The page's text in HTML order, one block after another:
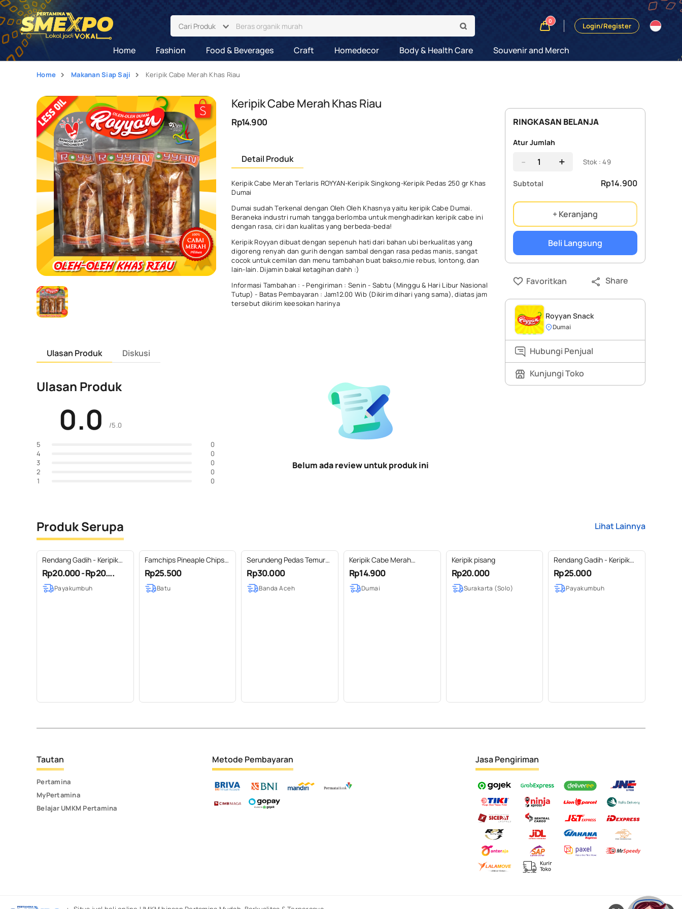
Cari Produk
0
Login/Register
Home Fashion Food & Beverages Craft Homedecor Body & Health Care Souvenir and Merch
Home Makanan Siap Saji Keripik Cabe Merah Khas Riau
Keripik Cabe Merah Khas Riau
Rp14.900
Detail Produk
Keripik Cabe Merah Terlaris ROYYAN-Keripik Singkong-Keripik Pedas 250 gr Khas
Dumai
Dumai sudah Terkenal dengan Oleh Oleh Khasnya yaitu keripik Cabe Dumai.
Beraneka industri rumah tangga berlomba untuk menghadirkan keripik cabe ini
dengan rasa, ciri dan kualitas yang berbeda-beda!
Keripik Royyan dibuat dengan sepenuh hati dari bahan ubi berkualitas yang
digoreng renyah dan gurih dengan sambal dengan rasa pedas manis, sangat
cocok untuk cemilan dan menu tambahan buat bakso,mie rebus, lontong, dan
lain-lain. Dijamin bakal ketagihan dahh :)
Informasi Tambahan : - Pengiriman : Senin - Sabtu (Minggu & Hari Libur Nasional
Tutup) - Batas Pembayaran : Jam12.00 Wib (Dikirim dihari yang sama), diatas jam
tersebut dikirim keesokan harinya
Ulasan Produk Diskusi
Ulasan Produk
0.0 /5.0
5
0
4
0
3
0
2
0
1
0
Belum ada review untuk produk ini
RINGKASAN BELANJA
Atur Jumlah
- + Stok : 49
Subtotal Rp14.900
+ Keranjang
Beli Langsung
Favoritkan Share
Royyan Snack
Dumai
Hubungi Penjual
Kunjungi Toko
Produk Serupa Lihat Lainnya
Rendang Gadih - Keripik
Singkong DESANJAI 100g
Rp20.000 - Rp20....
Payakumbuh
Famchips Pineaple Chips
(Keripik Nanas)
Rp25.500
Batu
Serundeng Pedas Temurui
Khas Aceh
Rp30.000
Banda Aceh
Keripik Cabe Merah
Spesial Wijen Khas Riau
Rp14.900
Dumai
Keripik pisang
Rp20.000
Surakarta (Solo)
Rendang Gadih - Keripik
Singkong DEDADU 150 g
Rp25.000
Payakumbuh
Tautan
Pertamina
MyPertamina
Belajar UMKM Pertamina
Metode Pembayaran Jasa Pengiriman